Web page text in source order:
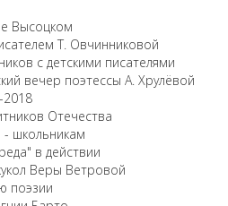
Высоцком
Т. Овчинниковой
с детскими писателями
вечер поэтессы А. Хрулёвой
Отечества
школьникам
в действии
Веры Ветровой
поэзии